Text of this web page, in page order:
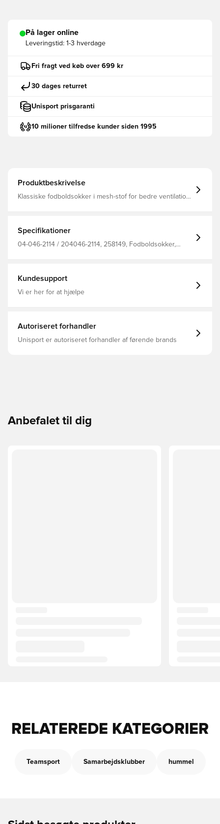
På lager online
Leveringstid: 1-3 hverdage
Fri fragt ved køb over 699 kr
30 dages returret
Unisport prisgaranti
10 milioner tilfredse kunder siden 1995
Produktbeskrivelse
Klassiske fodboldsokker i mesh-stof for bedre ventilation
Specifikationer
04-046-2114 / 204046-2114, 258149, Fodboldsokker,
Kundesupport
Vi er her for at hjælpe
Autoriseret forhandler
Unisport er autoriseret forhandler af førende brands
Anbefalet til dig
RELATEREDE KATEGORIER
Teamsport Samarbejdsklubber hummel